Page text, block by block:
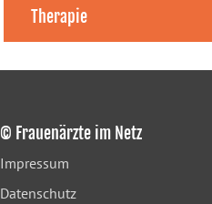
Therapie
© Frauenärzte im Netz
Impressum
Datenschutz